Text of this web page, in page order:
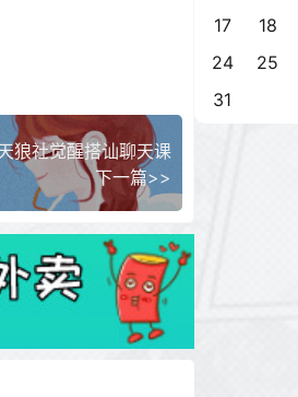
狼社觉醒搭讪聊天课
下一篇>>
17
18
24
25
31